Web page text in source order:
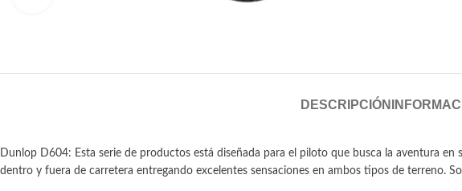
DESCRIPCIÓN
Dunlop D604: Esta serie de productos está diseñada para el piloto que busca la aventura
dentro y fuera de carretera entregando excelentes sensaciones en ambos tipos de terreno.